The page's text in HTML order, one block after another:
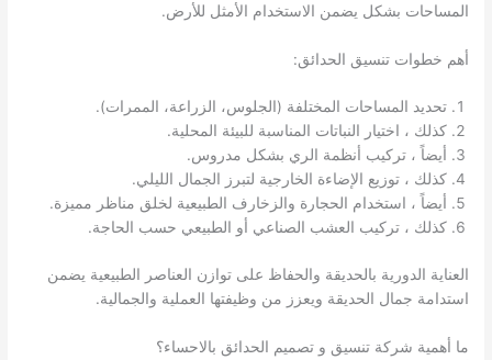
المساحات بشكل يضمن الاستخدام الأمثل للأرض.
أهم خطوات تنسيق الحدائق:
تحديد المساحات المختلفة (الجلوس، الزراعة، الممرات).
كذلك ، اختيار النباتات المناسبة للبيئة المحلية.
أيضاً ، تركيب أنظمة الري بشكل مدروس.
كذلك ، توزيع الإضاءة الخارجية لتبرز الجمال الليلي.
أيضاً ، استخدام الحجارة والزخارف الطبيعية لخلق مناظر مميزة.
كذلك ، تركيب العشب الصناعي أو الطبيعي حسب الحاجة.
العناية الدورية بالحديقة والحفاظ على توازن العناصر الطبيعية يضمن
استدامة جمال الحديقة ويعزز من وظيفتها العملية والجمالية.
ما أهمية شركة تنسيق و تصميم الحدائق بالاحساء؟